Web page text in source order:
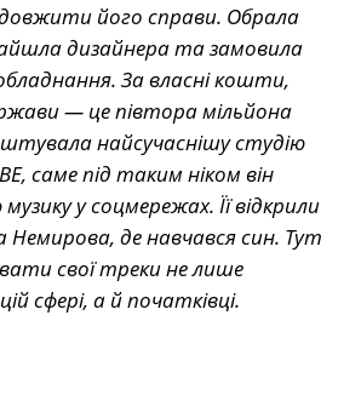
його справи. Обрала
дизайнера та замовила
За власні кошти,
— це півтора мільйона
найсучаснішу студію
саме під таким ніком він
у соцмережах. Її відкрили
Немирова, де навчався син. Тут
свої треки не лише
сфері, а й початківці.